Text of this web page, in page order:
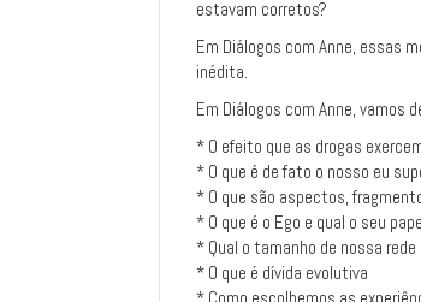
estavam corretos?
Em Diálogos com Anne, essas
inédita.
Em Diálogos com Anne, vamos
* O efeito que as drogas
* O que é de fato o nosso eu
* O que são aspectos,
* O que é o Ego e qual o seu
* Qual o tamanho de nossa rede
* O que é dívida evolutiva